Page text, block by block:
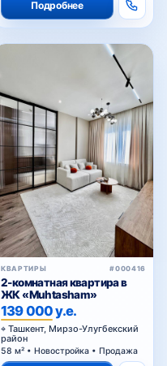
КВАРТИРЫ #000416
2-комнатная квартира в
ЖК «Muhtasham»
139 000 у.е.
Ташкент, Мирзо-Улугбекский
район
58 м² • Новостройка • Продажа
Подробнее